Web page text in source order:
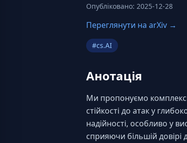
Опубліковано: 2025-12-28
Переглянути на arXiv →
#cs.AI
Анотація
Ми пропонуємо
стійкості до атак у
надійності, особливо у
сприяючи більшій